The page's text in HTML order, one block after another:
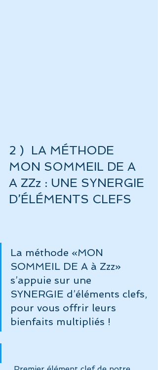
2 )  LA MÉTHODE
MON SOMMEIL DE A
A ZZz : UNE SYNERGIE
D’ÉLÉMENTS CLEFS
La méthode «MON
SOMMEIL DE A à Zzz»
s’appuie sur une
SYNERGIE d’éléments clefs,
pour vous offrir leurs
bienfaits multipliés !